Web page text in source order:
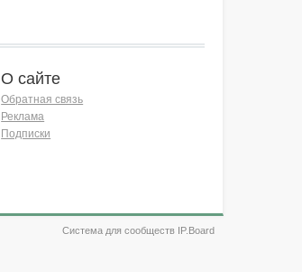
О сайте
Обратная связь
Реклама
Подписки
Система для сообществ IP.Board